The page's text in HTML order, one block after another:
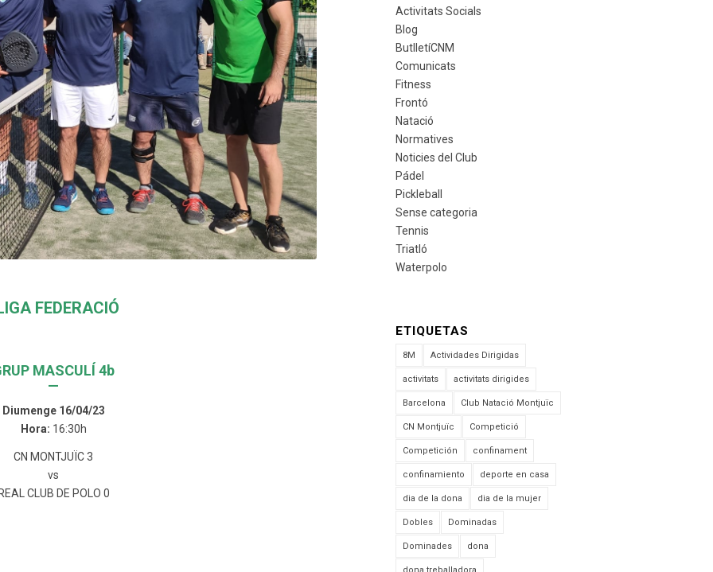
FEDERACIÓ
MASCULÍ 4b
—
Diumenge 16/04/23
Hora: 16:30h
CN MONTJUÏC 3
vs
CLUB DE POLO 0
Activitats Socials
Blog
ButlletíCNM
Comunicats
Fitness
Frontó
Natació
Normatives
Noticies del Club
Pádel
Pickleball
Sense categoria
Tennis
Triatló
Waterpolo
ETIQUETAS
8M Actividades Dirigidas
activitats activitats dirigides
Barcelona Club Natació Montjuïc
CN Montjuïc Competició
Competición confinament
confinamiento deporte en casa
dia de la dona dia de la mujer
Dobles Dominadas
Dominades dona
dona treballadora